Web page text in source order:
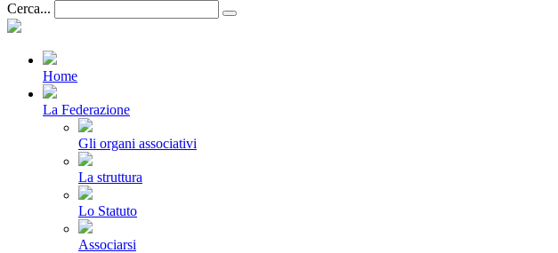
Cerca...
Home
La Federazione
Gli organi associativi
La struttura
Lo Statuto
Associarsi